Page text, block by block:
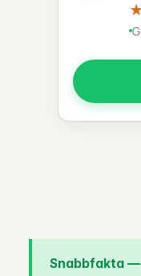
Snabbfakta —